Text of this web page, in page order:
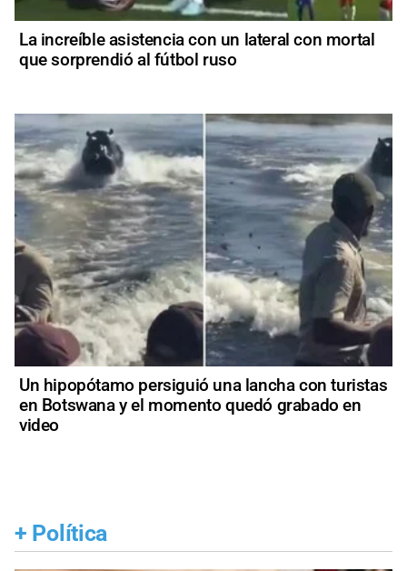
La increíble asistencia con un lateral con mortal
que sorprendió al fútbol ruso
Un hipopótamo persiguió una lancha con turistas
en Botswana y el momento quedó grabado en
video
+ Política